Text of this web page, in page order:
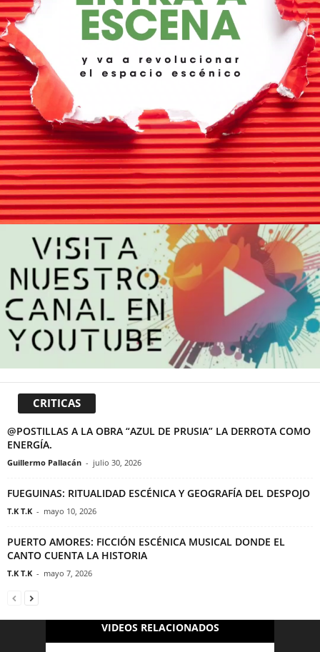
CRITICAS
@POSTILLAS A LA OBRA “AZUL DE PRUSIA” LA DERROTA COMO
ENERGÍA.
Guillermo Pallacán - julio 30, 2026
FUEGUINAS: RITUALIDAD ESCÉNICA Y GEOGRAFÍA DEL DESPOJO
T.K T.K - mayo 10, 2026
PUERTO AMORES: FICCIÓN ESCÉNICA MUSICAL DONDE EL
CANTO CUENTA LA HISTORIA
T.K T.K - mayo 7, 2026
VIDEOS RELACIONADOS